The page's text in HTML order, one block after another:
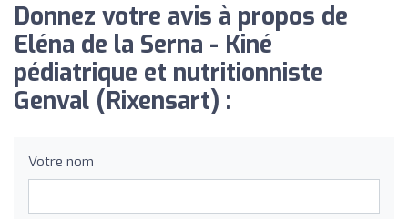
Donnez votre avis à propos de
Eléna de la Serna - Kiné
pédiatrique et nutritionniste
Genval (Rixensart) :
Votre nom